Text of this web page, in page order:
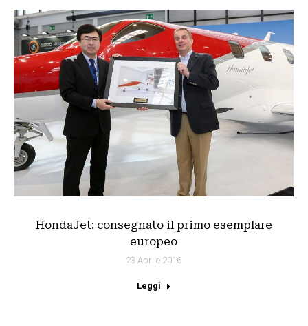
HondaJet: consegnato il primo esemplare
europeo
23 Aprile 2016
Leggi